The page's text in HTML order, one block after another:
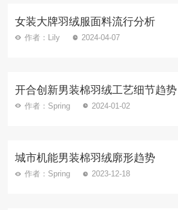
女装大牌羽绒服面料流行分析
作者：Lily 2024-04-07
开合创新男装棉羽绒工艺细节趋势
作者：Spring 2024-01-02
城市机能男装棉羽绒廓形趋势
作者：Spring 2023-12-18